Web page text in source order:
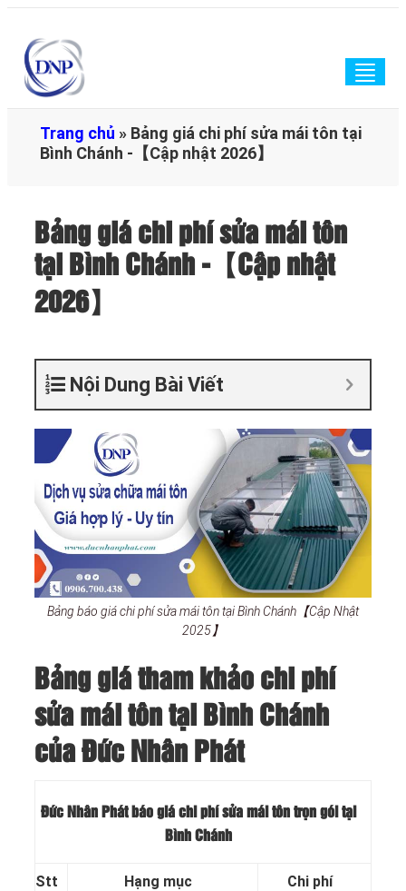
Trang chủ » Bảng giá chi phí sửa mái tôn tại
Bình Chánh -【Cập nhật 2026】
Bảng giá chi phí sửa mái tôn
tại Bình Chánh -【Cập nhật
2026】
Nội Dung Bài Viết
Bảng báo giá chi phí sửa mái tôn tại Bình Chánh【Cập Nhật
2025】
Bảng giá tham khảo chi phí
sửa mái tôn tại Bình Chánh
của Đức Nhân Phát
Đức Nhân Phát báo giá chi phí sửa mái tôn trọn gói tại
Bình Chánh
Stt Hạng mục Chi phí